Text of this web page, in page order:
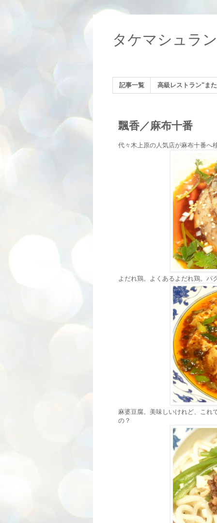
タケマシュラン
記事一覧 高級レストラン"ま
飄香／麻布十番
代々木上原の人気店が麻布十番へ
よだれ鶏。よくあるよだれ鶏。パ
麻婆豆腐。美味しいけれど、これ
の？